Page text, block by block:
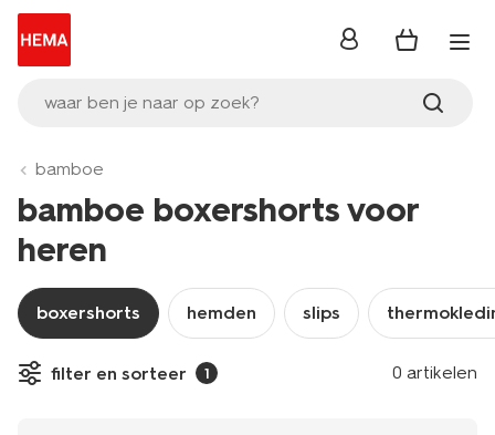
waar ben je naar op zoek?
inloggen
bamboe
bamboe boxershorts voor
heren
boxershorts hemden slips
filter en sorteer 1 0 artikelen